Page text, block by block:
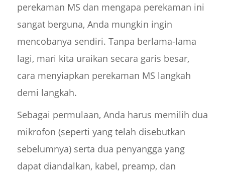
perekaman MS dan mengapa perekaman ini
sangat berguna, Anda mungkin ingin
mencobanya sendiri. Tanpa berlama-lama
lagi, mari kita uraikan secara garis besar,
cara menyiapkan perekaman MS langkah
demi langkah.
Sebagai permulaan, Anda harus memilih dua
mikrofon (seperti yang telah disebutkan
sebelumnya) serta dua penyangga yang
dapat diandalkan, kabel, preamp, dan